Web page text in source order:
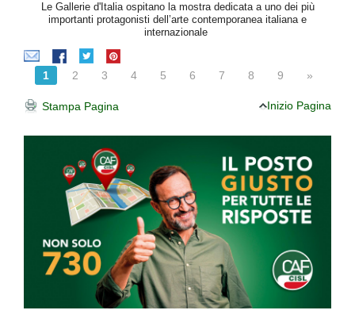
Le Gallerie d'Italia ospitano la mostra dedicata a uno dei più
importanti protagonisti dell’arte contemporanea italiana e
internazionale
1 2 3 4 5 6 7 8 9 »
Stampa Pagina Inizio Pagina